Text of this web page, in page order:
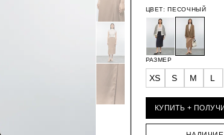
ЦВЕТ: ПЕСОЧНЫЙ
РАЗМЕР
XS S M L
КУПИТЬ +